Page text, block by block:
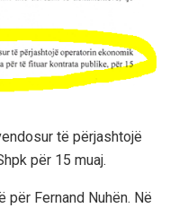
të përjashtojë
për 15 muaj.
për Fernand Nuhën. Në